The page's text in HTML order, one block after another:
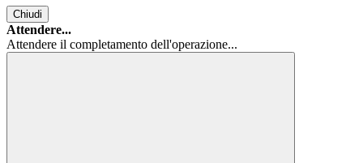
Chiudi
Attendere...
Attendere il completamento dell'operazione...